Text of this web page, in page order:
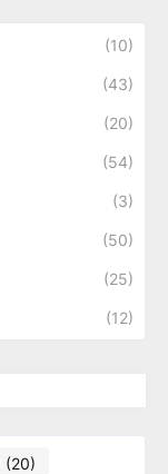
(10)
(43)
(20)
(54)
(3)
(50)
(25)
(12)
(20)